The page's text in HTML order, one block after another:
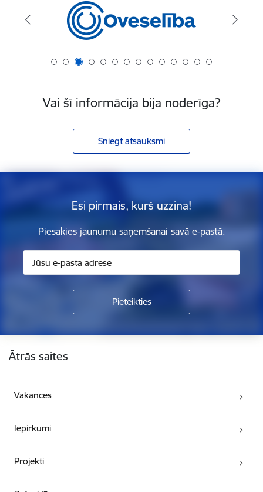
Vai šī informācija bija noderīga?
Sniegt atsauksmi
Esi pirmais, kurš uzzina!
Piesakies jaunumu saņemšanai savā e-pastā.
Ātrās saites
Vakances
Iepirkumi
Projekti